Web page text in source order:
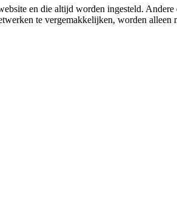
en die altijd worden ingesteld.
te vergemakkelijken, worden alleen